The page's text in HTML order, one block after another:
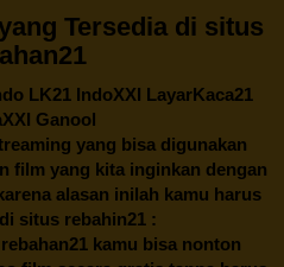
Tersedia di situs
LK21 IndoXXI LayarKaca21
Ganool
yang bisa digunakan
film yang kita inginkan dengan
alasan inilah kamu harus
situs rebahin21 :
rebahan21 kamu bisa nonton